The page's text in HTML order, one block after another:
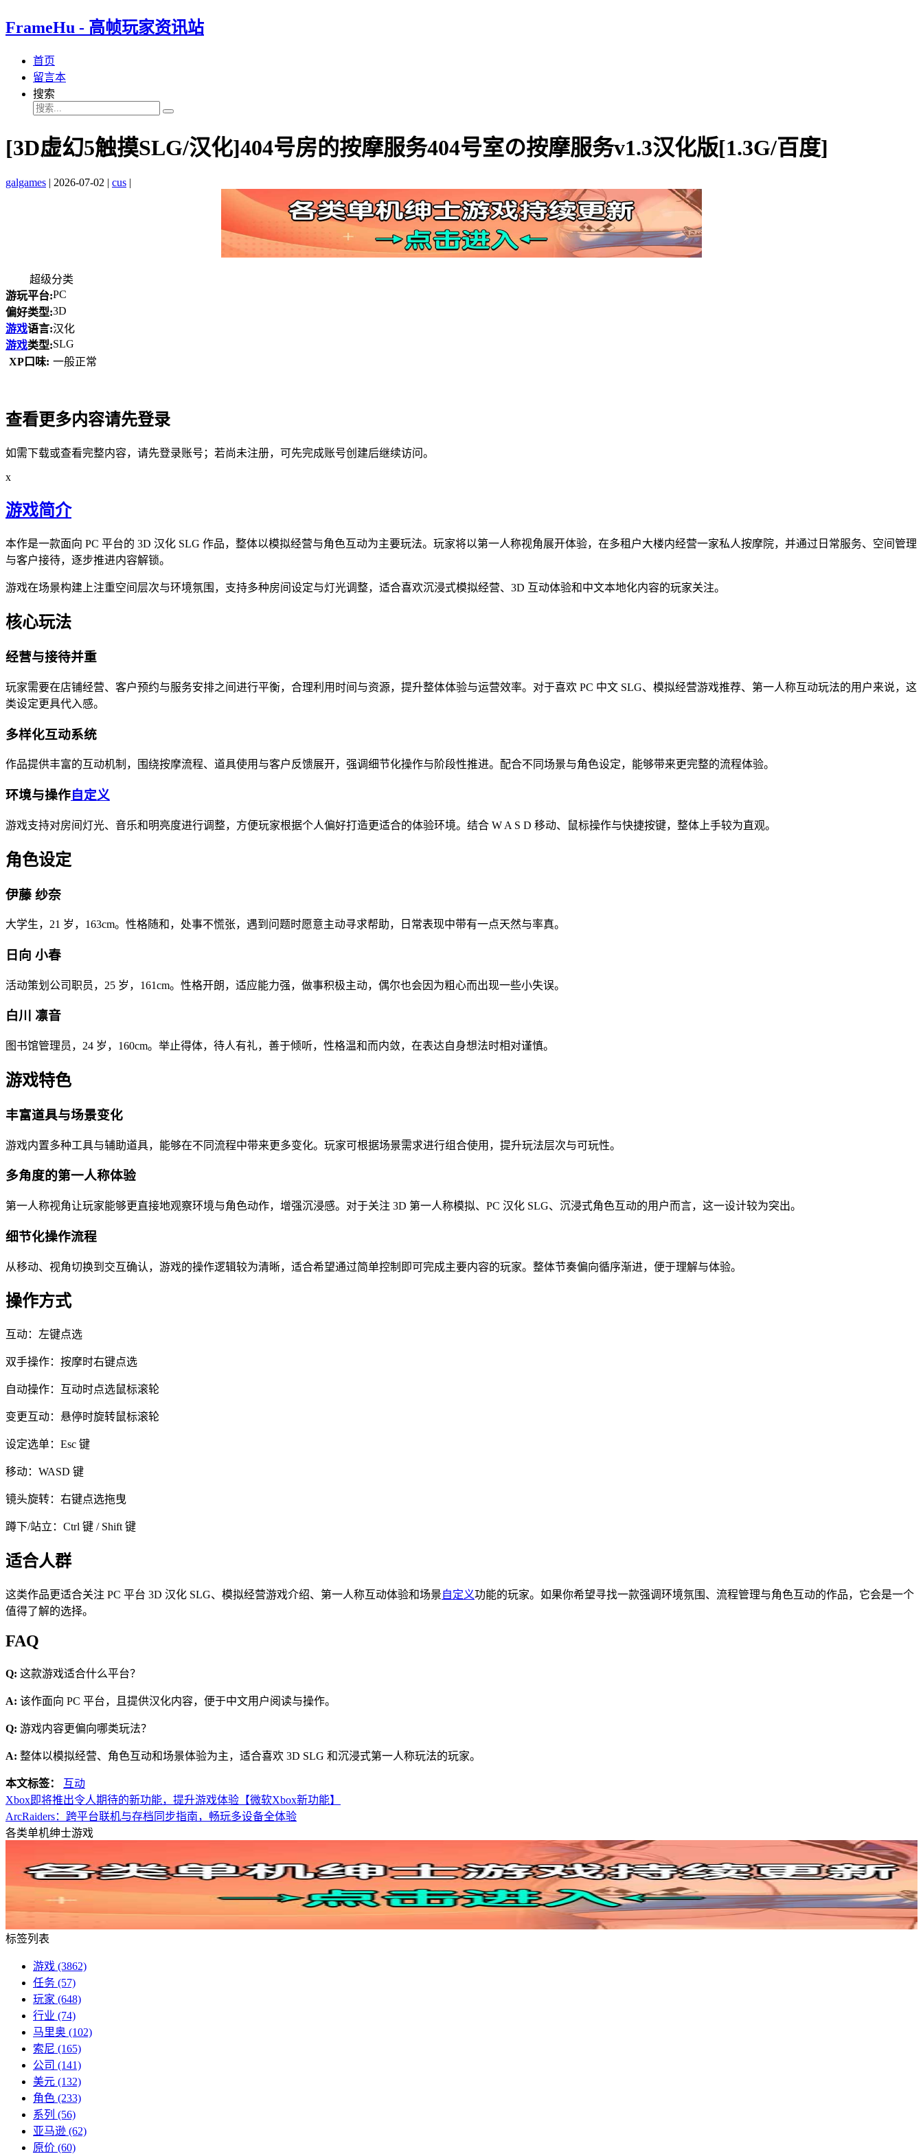
FrameHu - 高帧玩家资讯站
首页
留言本
搜索
[3D虚幻5触摸SLG/汉化]404号房的按摩服务404号室の按摩服务v1.3汉化版[1.3G/百度]
galgames | 2026-07-02 | cus |
超级分类
游玩平台:PC
偏好类型:3D
游戏语言:汉化
游戏类型:SLG
XP口味: 一般正常
查看更多内容请先登录
如需下载或查看完整内容，请先登录账号；若尚未注册，可先完成账号创建后继续访问。
x
游戏简介
本作是一款面向 PC 平台的 3D 汉化 SLG 作品，整体以模拟经营与角色互动为主要玩法。玩家将以第一人称视角展开体验，在多租户大楼内经营一家私人按摩院，并通过日常服务、空间管理
与客户接待，逐步推进内容解锁。
游戏在场景构建上注重空间层次与环境氛围，支持多种房间设定与灯光调整，适合喜欢沉浸式模拟经营、3D 互动体验和中文本地化内容的玩家关注。
核心玩法
经营与接待并重
玩家需要在店铺经营、客户预约与服务安排之间进行平衡，合理利用时间与资源，提升整体体验与运营效率。对于喜欢 PC 中文 SLG、模拟经营游戏推荐、第一人称互动玩法的用户来说，这
类设定更具代入感。
多样化互动系统
作品提供丰富的互动机制，围绕按摩流程、道具使用与客户反馈展开，强调细节化操作与阶段性推进。配合不同场景与角色设定，能够带来更完整的流程体验。
环境与操作自定义
游戏支持对房间灯光、音乐和明亮度进行调整，方便玩家根据个人偏好打造更适合的体验环境。结合 W A S D 移动、鼠标操作与快捷按键，整体上手较为直观。
角色设定
伊藤 纱奈
大学生，21 岁，163cm。性格随和，处事不慌张，遇到问题时愿意主动寻求帮助，日常表现中带有一点天然与率真。
日向 小春
活动策划公司职员，25 岁，161cm。性格开朗，适应能力强，做事积极主动，偶尔也会因为粗心而出现一些小失误。
白川 凛音
图书馆管理员，24 岁，160cm。举止得体，待人有礼，善于倾听，性格温和而内敛，在表达自身想法时相对谨慎。
游戏特色
丰富道具与场景变化
游戏内置多种工具与辅助道具，能够在不同流程中带来更多变化。玩家可根据场景需求进行组合使用，提升玩法层次与可玩性。
多角度的第一人称体验
第一人称视角让玩家能够更直接地观察环境与角色动作，增强沉浸感。对于关注 3D 第一人称模拟、PC 汉化 SLG、沉浸式角色互动的用户而言，这一设计较为突出。
细节化操作流程
从移动、视角切换到交互确认，游戏的操作逻辑较为清晰，适合希望通过简单控制即可完成主要内容的玩家。整体节奏偏向循序渐进，便于理解与体验。
操作方式
互动：左键点选
双手操作：按摩时右键点选
自动操作：互动时点选鼠标滚轮
变更互动：悬停时旋转鼠标滚轮
设定选单：Esc 键
移动：WASD 键
镜头旋转：右键点选拖曳
蹲下/站立：Ctrl 键 / Shift 键
适合人群
这类作品更适合关注 PC 平台 3D 汉化 SLG、模拟经营游戏介绍、第一人称互动体验和场景自定义功能的玩家。如果你希望寻找一款强调环境氛围、流程管理与角色互动的作品，它会是一个
值得了解的选择。
FAQ
Q: 这款游戏适合什么平台？
A: 该作面向 PC 平台，且提供汉化内容，便于中文用户阅读与操作。
Q: 游戏内容更偏向哪类玩法？
A: 整体以模拟经营、角色互动和场景体验为主，适合喜欢 3D SLG 和沉浸式第一人称玩法的玩家。
本文标签：
互动
Xbox即将推出令人期待的新功能，提升游戏体验【微软Xbox新功能】
ArcRaiders：跨平台联机与存档同步指南，畅玩多设备全体验
各类单机绅士游戏
标签列表
游戏 (3862)
任务 (57)
玩家 (648)
行业 (74)
马里奥 (102)
索尼 (165)
公司 (141)
美元 (132)
角色 (233)
系列 (56)
亚马逊 (62)
原价 (60)